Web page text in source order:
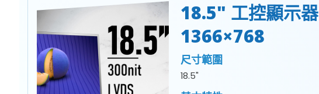
18.5" 工控顯示器
1366×768
尺寸範圍
18.5"